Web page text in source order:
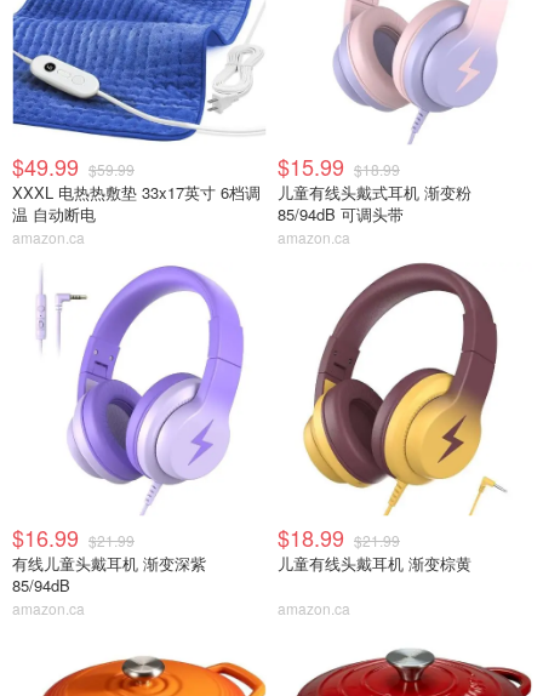
$49.99 $59.99
XXXL 电热热敷垫 33x17英寸 6档调
温 自动断电
amazon.ca
$15.99 $18.99
儿童有线头戴式耳机 渐变粉
85/94dB 可调头带
amazon.ca
$16.99 $21.99
有线儿童头戴耳机 渐变深紫
85/94dB
amazon.ca
$18.99 $21.99
儿童有线头戴耳机 渐变棕黄
amazon.ca